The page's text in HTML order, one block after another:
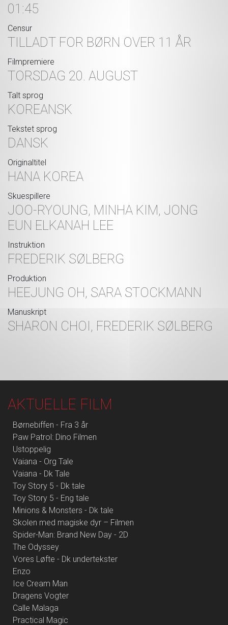
01:45
Censur
TILLADT FOR BØRN OVER 11 ÅR
Filmpremiere
TORSDAG 20. AUGUST
Talt sprog
KOREANSK
Tekstet sprog
DANSK
Originaltitel
HANA KOREA
Skuespillere
JOO-RYOUNG, MINHA KIM, JONG
EUN ELKANAH LEE
Instruktion
FREDERIK SØLBERG
Produktion
HEEJUNG OH, SARA STOCKMANN
Manuskript
SHARON CHOI, FREDERIK SØLBERG
AKTUELLE FILM
Børnebiffen - Fra 3 år
Paw Patrol: Dino Filmen
Ustoppelig
Vaiana - Org Tale
Vaiana - Dk Tale
Toy Story 5 - Dk tale
Toy Story 5 - Eng tale
Minions & Monsters - Dk tale
Skolen med magiske dyr – Filmen
Spider-Man: Brand New Day - 2D
The Odyssey
Vores Løfte - Dk undertekster
Enzo
Ice Cream Man
Dragens Vogter
Calle Malaga
Practical Magic